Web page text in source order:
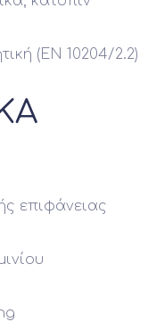
(EN 10204/2.2)
επιφάνειας